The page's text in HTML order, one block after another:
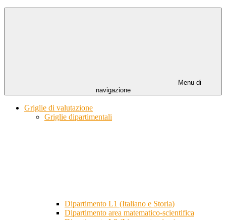
Menu di
navigazione
Griglie di valutazione
Griglie dipartimentali
Dipartimento L1 (Italiano e Storia)
Dipartimento area matematico-scientifica